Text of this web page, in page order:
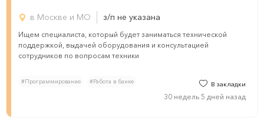
в Москве и МО з/п не указана
Ищем специалиста, который будет заниматься технической
поддержкой, выдачей оборудования и консультацией
сотрудников по вопросам техники
#Программирование #Работа в банке В закладки
30 недель 5 дней назад